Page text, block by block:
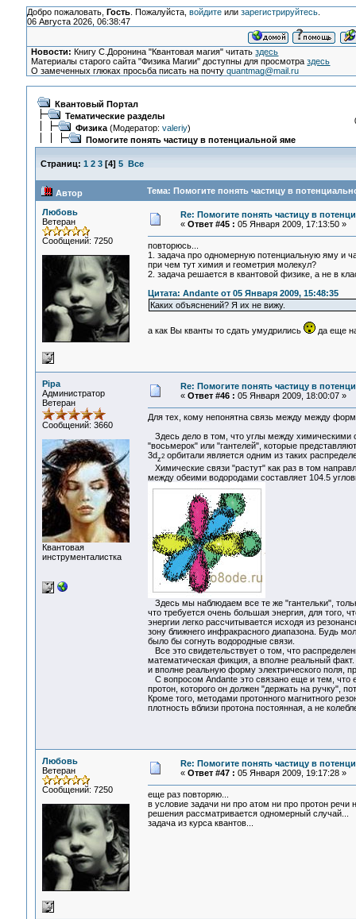
Добро пожаловать, Гость. Пожалуйста, войдитеили зарегистрируйтесь.
06 Августа 2026, 06:38:47
Новости: Книгу С.Доронина "Квантовая магия" читатьздесь
Материалы старого сайта "Физика Магии" доступны для просмотраздесь
О замеченных глюках просьба писать на почтуquantmag@mail.ru
Квантовый Портал
Тематические разделы
Физика(Модератор: valeriy)
Помогите понять частицу в потенциальной яме
Страниц: 1 2 3[4] 5 Все
Автор Тема: Помогите понять частицу в
Любовь
Ветеран
Сообщений: 7250
Re: Помогите понять частицу в
« Ответ #45 : 05 Января 2009, 17:13:50 »
повторюсь...
1. задача про одномерную потенциальную яму и
при чем тут химия и геометрия молекул?
2. задача решается в квантовой физике, а не в
Цитата: Andante от 05 Января 2009, 15:48:35
Каких объяснений? Я их не вижу.
а как Вы кванты то сдать умудрились да еще
Pipa
Администратор
Ветеран
Сообщений: 3660
Квантовая
инструменталистка
Re: Помогите понять частицу в
« Ответ #46 : 05 Января 2009, 18:00:07 »
Для тех, кому непонятна связь между между
Здесь дело в том, что углы между химическими
"восьмерок" или "гантелей", которые
3dz2орбитали является одним из таких
Химические связи "растут" как раз в том
между обеими водородами составляет 104.5
Здесь мы наблюдаем все те же "гантельки",
что требуется очень большая энергия, для того,
энергии легко рассчитывается исходя из
зону ближнего инфракрасного диапазона. Будь
было бы согнуть водородные связи.
Все это свидетельствует о том, что
математическая фикция, а вполне реальный
и вполне реальную форму электрического поля,
С вопросом Andante это связано еще и тем, что
протон, которого он должен "держать на ручку",
Кроме того, методами протонного магнитного
плотность вблизи протона постоянная, а не
Любовь
Ветеран
Сообщений: 7250
Re: Помогите понять частицу в
« Ответ #47 : 05 Января 2009, 19:17:28 »
еще раз повторяю...
в условие задачи ни про атом ни про протон речи
решения рассматривается одномерный случай...
задача из курса квантов...